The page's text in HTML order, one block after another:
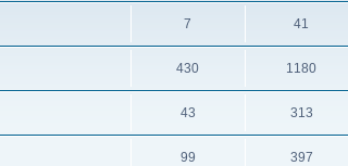
7 41
430 1180
43 313
99 397